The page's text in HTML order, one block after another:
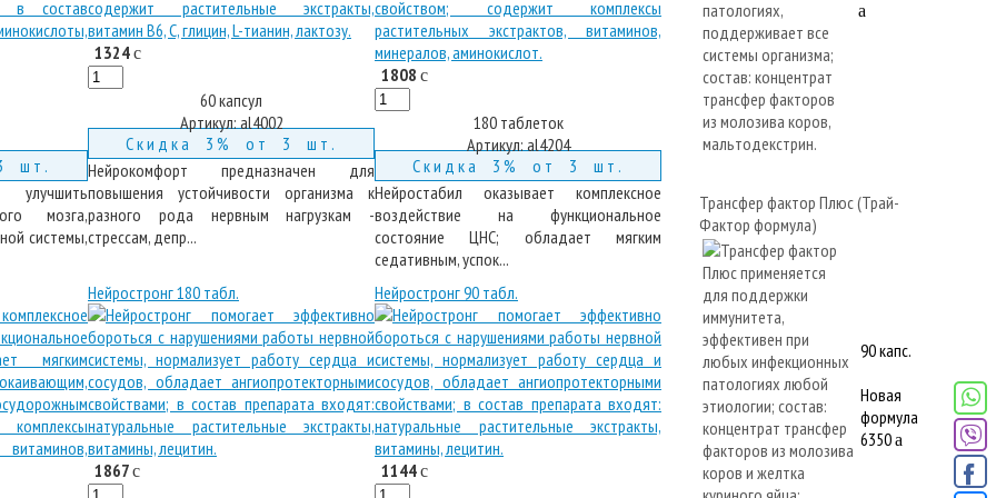
шт.
мозга,
системы,
1324c
60 капсул
Артикул: al4002
Скидка 3% от 3 шт.
Нейрокомфорт предназначен для
повышения устойчивости организма к
разного рода нервным нагрузкам -
стрессам, депр...
1808 c
180 таблеток
Артикул: al4204
Скидка 3% от 3 шт.
Нейростабил оказывает комплексное
воздействие на функциональное
состояние ЦНС; обладает мягким
седативным, успок...
Нейростронг 180 табл.
1867c
Нейростронг 90 табл.
1144c
a
Трансфер фактор Плюс (Трай-
Фактор формула)
90 капс.
Новая
формула
6350a